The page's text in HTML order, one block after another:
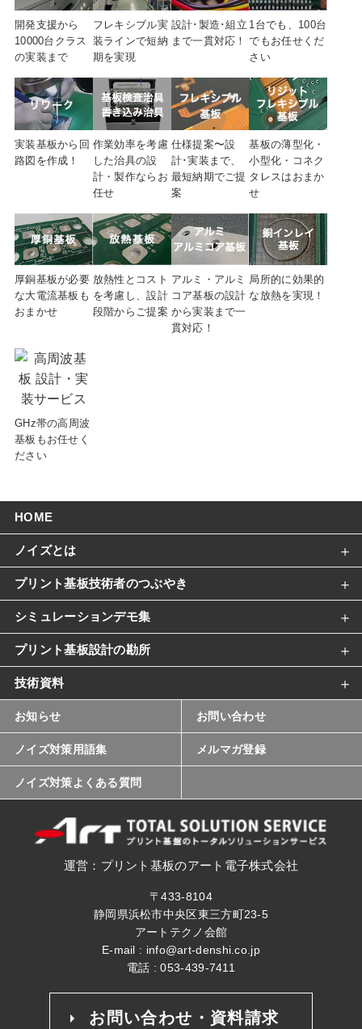
開発支援から
10000台クラス
の実装まで
フレキシブル実
装ラインで短納
期を実現
設計･製造･組立
まで一貫対応！
1台でも、100台
でも お任せくだ
さい
実装基板から回
路図を作成！
作業効率を考慮
した治具の設
計・製作ならお
任せ
仕様提案〜設
計･実装まで、
最短納期でご提
案
基板の薄型化・
小型化・コネク
タレスはおまか
せ
厚銅基板が必要
な大電流基板も
おまかせ
放熱性とコスト
を考慮し、設計
段階からご提案
アルミ・アルミ
コア基板の設計
から実装まで一
貫対応！
局所的に効果的
な放熱を実現！
GHz帯の高周波
基板もお任せく
ださい
HOME
ノイズとは
プリント基板技術者のつぶやき
シミュレーションデモ集
プリント基板設計の勘所
技術資料
お知らせ お問い合わせ
ノイズ対策用語集 メルマガ登録
ノイズ対策よくある質問
運営：プリント基板のアート電子株式会社
〒433-8104
静岡県浜松市中央区東三方町23-5
アートテクノ会館
E-mail : info@art-denshi.co.jp
電話 :053-439-7411
お問い合わせ・資料請求